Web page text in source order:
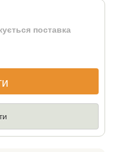
поставка
- ми
різниці